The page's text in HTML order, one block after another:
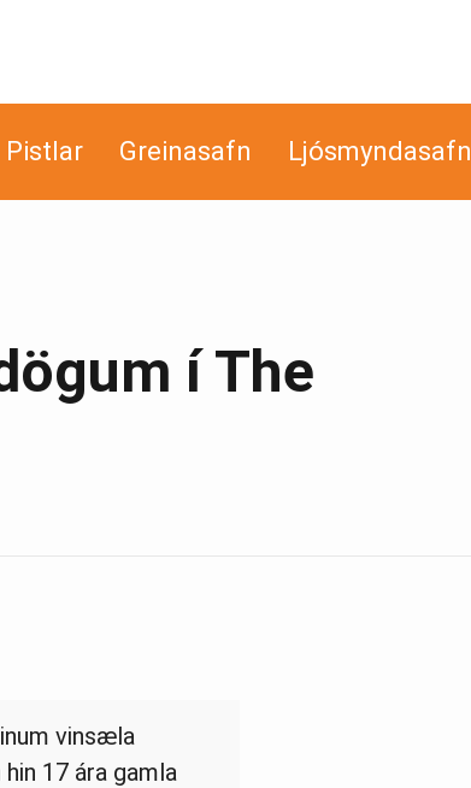
Pistlar Greinasafn Ljósmyndasafn
í The
vinsæla
17 ára gamla